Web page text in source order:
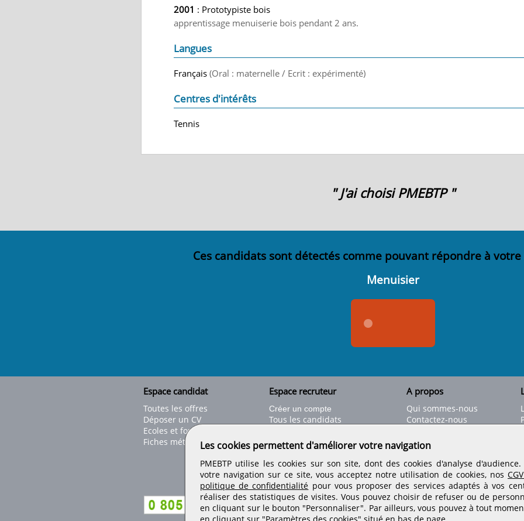
2001 : Prototypiste bois
apprentissage menuiserie bois pendant 2 ans.
Langues
Français (Oral : maternelle / Ecrit : expérimenté)
Centres d'intérêts
Tennis
" J'ai choisi PMEBTP "
Ces candidats sont détectés comme pouvant répondre à
Menuisier
Espace candidat
Toutes les offres
Déposer un CV
Ecoles et formations
Fiches métiers
Espace recruteur
Créer un compte
Tous les candidats
Déposer une offre de stage
Nos tarifs
A propos
Qui sommes-nous
Contactez-nous
Informations légales
Conditions générales
Rejoignez nos équipes
Retrouvez-nous sur les réseaux sociaux
Les cookies permettent d'améliorer votre navigation
PMEBTP utilise les cookies sur son site, dont des cookies d'analyse
votre navigation sur ce site, vous acceptez notre utilisation de cookies, nos
politique de confidentialité pour vous proposer des services adaptés à vos
réaliser des statistiques de visites. Vous pouvez choisir de refuser ou de
en cliquant sur le bouton "Personnaliser". Par ailleurs, vous pouvez à tout